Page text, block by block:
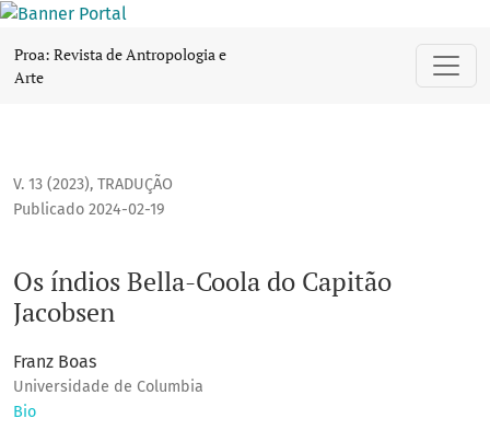
Proa: Revista de Antropologia e
Arte
V. 13 (2023), TRADUÇÃO
Os índios Bella-Coola do Capitão
Jacobsen
Publicado 2024-02-19
Franz Boas
Universidade de Columbia
Bio